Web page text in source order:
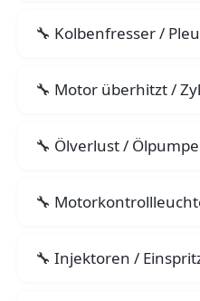
Kolbenfresser /
Motor überhitzt /
Ölverlust /
Injektoren /